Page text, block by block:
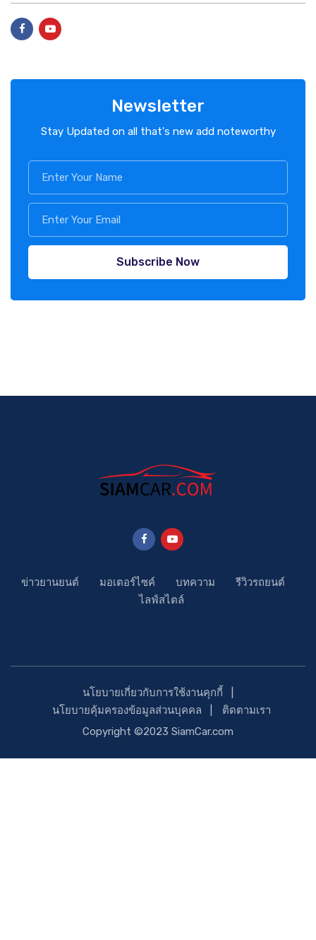
Newsletter
Stay Updated on all that's new add noteworthy
Subscribe Now
ข่าวยานยนต์ มอเตอร์ไซค์ บทความ
รีวิวรถยนต์
ไลฟ์สไตล์
นโยบายเกี่ยวกับการใช้งานคุกกี้
นโยบายคุ้มครองข้อมูลส่วนบุคคล
ติดตามเรา
Copyright ©2023 SiamCar.com